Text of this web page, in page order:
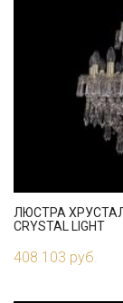
ЛЮСТРА
CRYSTAL LIGHT
408 103 руб.